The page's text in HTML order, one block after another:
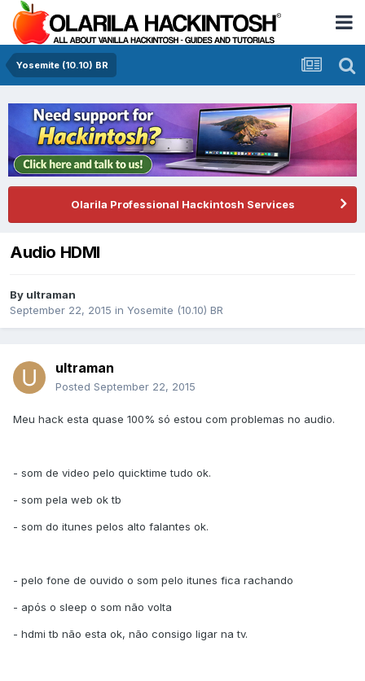
Yosemite (10.10) BR
Olarila Professional Hackintosh Services
Audio HDMI
By ultraman
September 22, 2015 in Yosemite (10.10) BR
ultraman
Posted September 22, 2015
Meu hack esta quase 100% só estou com problemas no audio.
- som de video pelo quicktime tudo ok.
- som pela web ok tb
- som do itunes pelos alto falantes ok.
- pelo fone de ouvido o som pelo itunes fica rachando
- após o sleep o som não volta
- hdmi tb não esta ok, não consigo ligar na tv.